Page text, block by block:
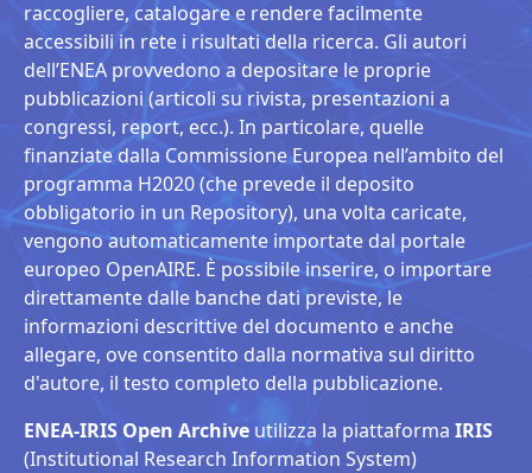
raccogliere, catalogare e rendere facilmente
accessibili in rete i risultati della ricerca. Gli autori
dell’ENEA provvedono a depositare le proprie
pubblicazioni (articoli su rivista, presentazioni a
congressi, report, ecc.). In particolare, quelle
finanziate dalla Commissione Europea nell’ambito del
programma H2020 (che prevede il deposito
obbligatorio in un Repository), una volta caricate,
vengono automaticamente importate dal portale
europeo OpenAIRE. È possibile inserire, o importare
direttamente dalle banche dati previste, le
informazioni descrittive del documento e anche
allegare, ove consentito dalla normativa sul diritto
d'autore, il testo completo della pubblicazione.
ENEA-IRIS Open Archive utilizza la piattaforma IRIS
(Institutional Research Information System)